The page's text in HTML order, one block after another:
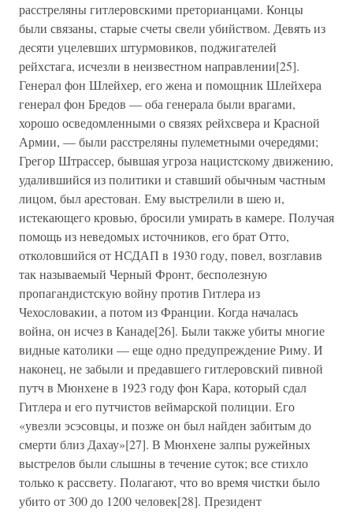
расстреляны гитлеровскими преторианцами. Концы
были связаны, старые счеты свели убийством. Девять из
десяти уцелевших штурмовиков, поджигателей
рейхстага, исчезли в неизвестном направлении[25].
Генерал фон Шлейхер, его жена и помощник Шлейхера
генерал фон Бредов — оба генерала были врагами,
хорошо осведомленными о связях рейхсвера и Красной
Армии, — были расстреляны пулеметными очередями;
Грегор Штрассер, бывшая угроза нацистскому движению,
удалившийся из политики и ставший обычным частным
лицом, был арестован. Ему выстрелили в шею и,
истекающего кровью, бросили умирать в камере. Получая
помощь из неведомых источников, его брат Отто,
отколовшийся от НСДАП в 1930 году, повел, возглавив
так называемый Черный Фронт, бесполезную
пропагандистскую войну против Гитлера из
Чехословакии, а потом из Франции. Когда началась
война, он исчез в Канаде[26]. Были также убиты многие
видные католики — еще одно предупреждение Риму. И
наконец, не забыли и предавшего гитлеровский пивной
путч в Мюнхене в 1923 году фон Кара, который сдал
Гитлера и его путчистов веймарской полиции. Его
«увезли эсэсовцы, и позже он был найден забитым до
смерти близ Дахау»[27]. В Мюнхене залпы ружейных
выстрелов были слышны в течение суток; все стихло
только к рассвету. Полагают, что во время чистки было
убито от 300 до 1200 человек[28]. Президент